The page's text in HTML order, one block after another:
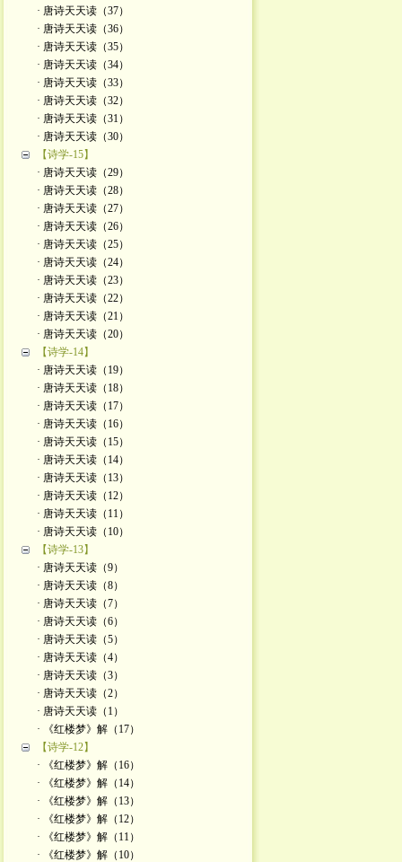
· 唐诗天天读（37）
· 唐诗天天读（36）
· 唐诗天天读（35）
· 唐诗天天读（34）
· 唐诗天天读（33）
· 唐诗天天读（32）
· 唐诗天天读（31）
· 唐诗天天读（30）
【诗学-15】
· 唐诗天天读（29）
· 唐诗天天读（28）
· 唐诗天天读（27）
· 唐诗天天读（26）
· 唐诗天天读（25）
· 唐诗天天读（24）
· 唐诗天天读（23）
· 唐诗天天读（22）
· 唐诗天天读（21）
· 唐诗天天读（20）
【诗学-14】
· 唐诗天天读（19）
· 唐诗天天读（18）
· 唐诗天天读（17）
· 唐诗天天读（16）
· 唐诗天天读（15）
· 唐诗天天读（14）
· 唐诗天天读（13）
· 唐诗天天读（12）
· 唐诗天天读（11）
· 唐诗天天读（10）
【诗学-13】
· 唐诗天天读（9）
· 唐诗天天读（8）
· 唐诗天天读（7）
· 唐诗天天读（6）
· 唐诗天天读（5）
· 唐诗天天读（4）
· 唐诗天天读（3）
· 唐诗天天读（2）
· 唐诗天天读（1）
· 《红楼梦》解（17）
【诗学-12】
· 《红楼梦》解（16）
· 《红楼梦》解（14）
· 《红楼梦》解（13）
· 《红楼梦》解（12）
· 《红楼梦》解（11）
· 《红楼梦》解（10）